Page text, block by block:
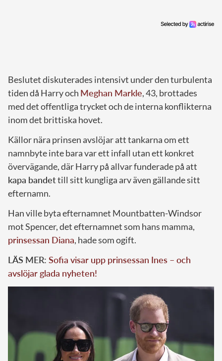
Beslutet diskuterades intensivt under den turbulenta
tiden då Harry och Meghan Markle, 43, brottades
med det offentliga trycket och de interna konflikterna
inom det brittiska hovet.
Källor nära prinsen avslöjar att tankarna om ett
namnbyte inte bara var ett infall utan ett konkret
övervägande, där Harry på allvar funderade på att
kapa bandettill sitt kungliga arv även gällande sitt
efternamn.
Han ville byta efternamnet Mountbatten-Windsor
mot Spencer, det efternamnet som hans mamma,
prinsessan Diana, hade som ogift.
LÄS MER: Sofia visar upp prinsessan Ines – och
avslöjar glada nyheten!